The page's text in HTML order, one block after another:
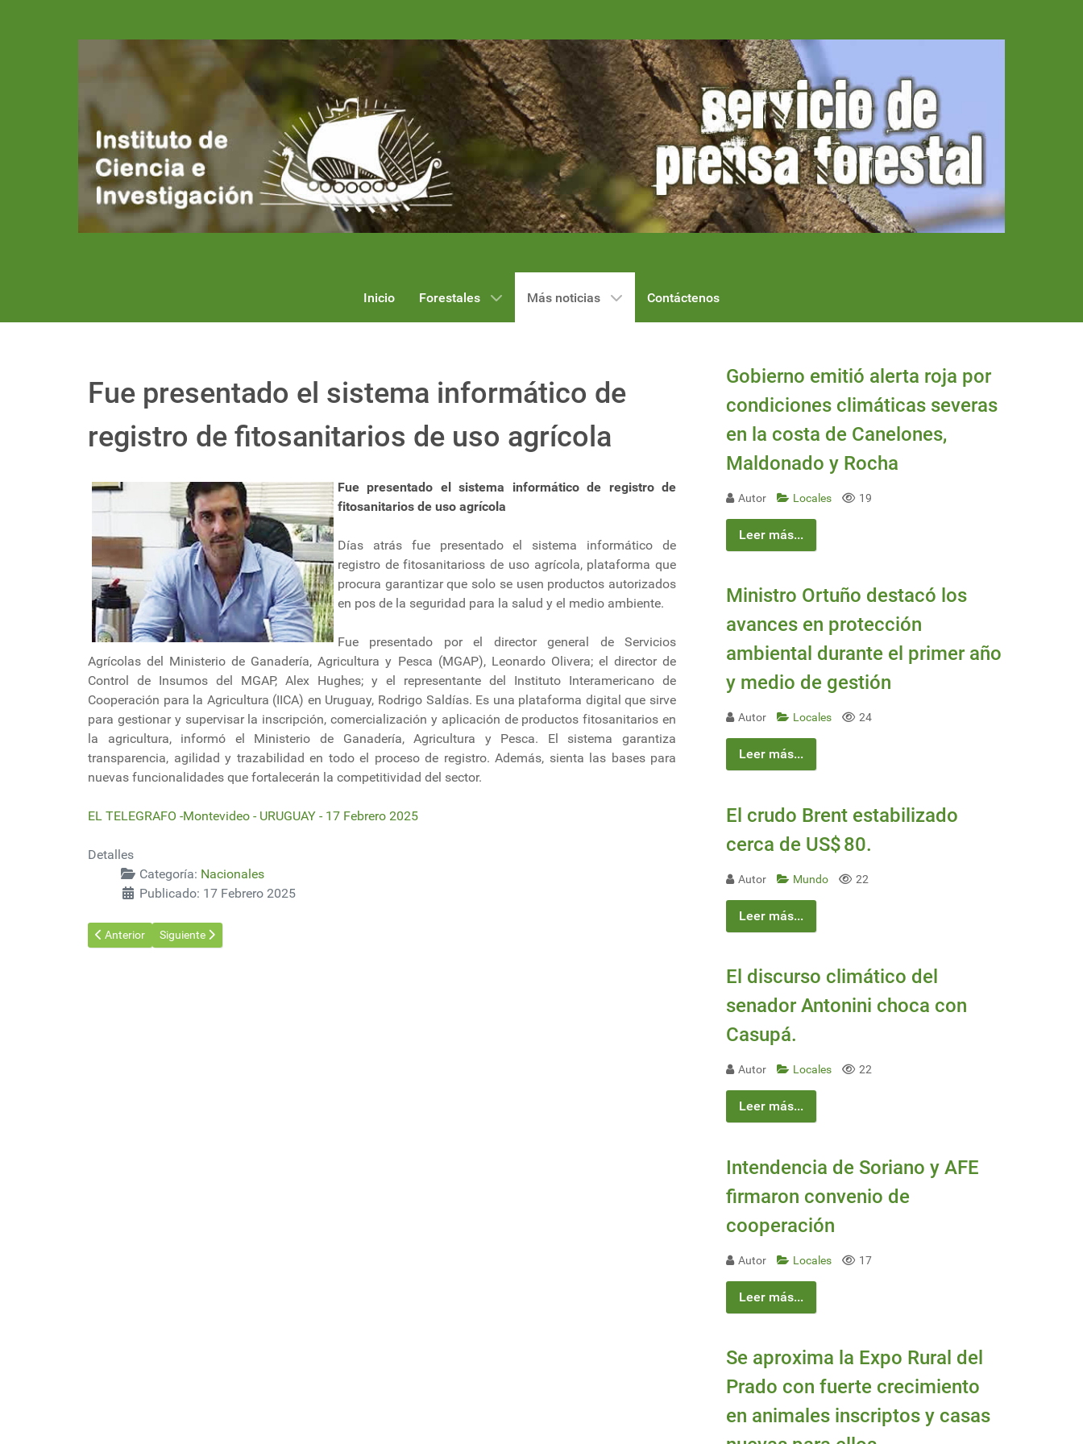
Inicio Forestales Más noticias Contáctenos
Fue presentado el sistema informático de
registro de fitosanitarios de uso agrícola
Fue presentado el sistema informático de registro de
fitosanitarios de uso agrícola
Días atrás fue presentado el sistema informático de
registro de fitosanitarioss de uso agrícola, plataforma que
procura garantizar que solo se usen productos autorizados
en pos de la seguridad para la salud y el medio ambiente.
Fue presentado por el director general de Servicios
Agrícolas del Ministerio de Ganadería, Agricultura y Pesca (MGAP), Leonardo Olivera; el director de
Control de Insumos del MGAP, Alex Hughes; y el representante del Instituto Interamericano de
Cooperación para la Agricultura (IICA) en Uruguay, Rodrigo Saldías. Es una plataforma digital que sirve
para gestionar y supervisar la inscripción, comercialización y aplicación de productos fitosanitarios en
la agricultura, informó el Ministerio de Ganadería, Agricultura y Pesca. El sistema garantiza
transparencia, agilidad y trazabilidad en todo el proceso de registro. Además, sienta las bases para
nuevas funcionalidades que fortalecerán la competitividad del sector.
EL TELEGRAFO -Montevideo - URUGUAY - 17 Febrero 2025
Detalles
Categoría: Nacionales
Publicado: 17 Febrero 2025
Artículo anterior: Monitorear el nivel de fósforo en los suelos permite ahorrar dinero
Anterior Artículo siguiente: “Pocas veces se ha visto un daño tan irreversible en los cultivos”, dijo Mattos sobre impacto del granizo
Siguiente
Gobierno emitió alerta roja por
condiciones climáticas severas
en la costa de Canelones,
Maldonado y Rocha
Autor Locales 19
Leer más...
Ministro Ortuño destacó los
avances en protección
ambiental durante el primer año
y medio de gestión
Autor Locales 24
Leer más...
El crudo Brent estabilizado
cerca de US$ 80.
Autor Mundo 22
Leer más...
El discurso climático del
senador Antonini choca con
Casupá.
Autor Locales 22
Leer más...
Intendencia de Soriano y AFE
firmaron convenio de
cooperación
Autor Locales 17
Leer más...
Se aproxima la Expo Rural del
Prado con fuerte crecimiento
en animales inscriptos y casas